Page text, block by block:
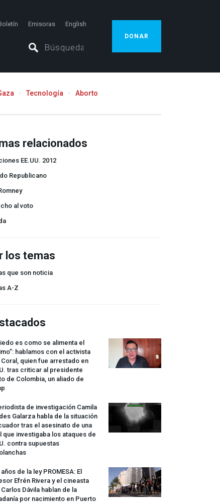
Emisoras English
DONAR
Tecnología Aborto
relacionados
EE.UU. 2012
Republicano
al voto
los temas
que son noticia
A-Z
es como se alimenta el
hablamos con el activista
Coral, quien fue arrestado en
tras criticar al presidente
de Colombia, un aliado de
de investigación Camila
Galarza habla de la situación
tras el asesinato de una
que investigaba los ataques de
contra supuestas
de la ley PROMESA: El
Efrén Rivera y el cineasta
Dávila hablan de la
por nacimiento en Puerto